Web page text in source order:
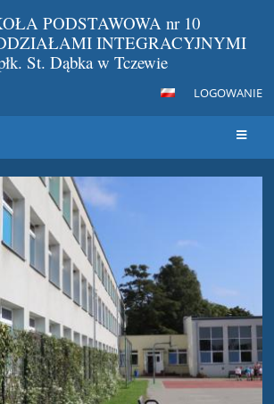
PODSTAWOWA nr 10
INTEGRACYJNYMI
St. Dąbka w Tczewie
LOGOWANIE